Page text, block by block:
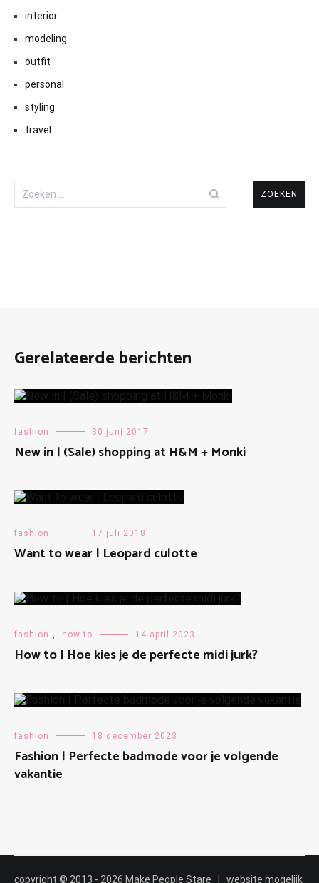
interior
modeling
outfit
personal
styling
travel
naar:
Gerelateerde berichten
fashion 30 juni 2017
New in | (Sale) shopping at H&M + Monki
fashion 17 juli 2018
Want to wear | Leopard culotte
fashion how to 14 april 2023
How to | Hoe kies je de perfecte midi jurk?
fashion 18 december 2023
Fashion | Perfecte badmode voor je volgende
vakantie
copyright © 2013 - 2026 Make People Stare | website mogelijk